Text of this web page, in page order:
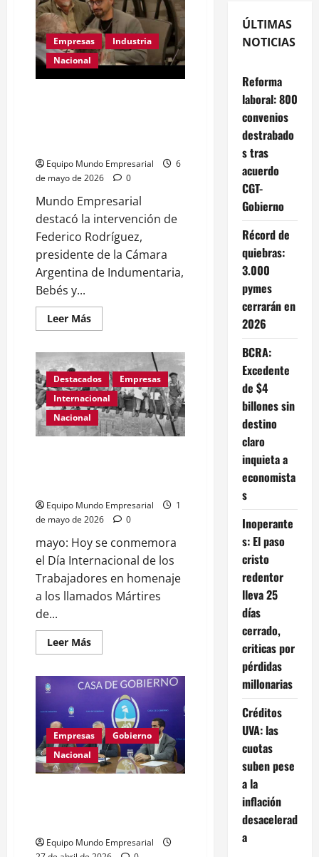
Empresas
Industria
Nacional
Equipo Mundo Empresarial
6
de mayo de 2026
0
Mundo Empresarial
destacó la intervención de
Federico Rodríguez,
presidente de la Cámara
Argentina de Indumentaria,
Bebés y...
Leer MásLeer
más
industria
está
en
crisis
por
falta
de
condiciones
Destacados
Empresas
Internacional
Nacional
Equipo Mundo Empresarial
1
de mayo de 2026
0
mayo: Hoy se conmemora
el Día Internacional de los
Trabajadores en homenaje
a los llamados Mártires
de...
Leer MásLeer
más
1
de
mayo:
Por
qué
se
celebra
el
Día
Internacional
Empresas
Gobierno
Nacional
Equipo Mundo Empresarial
ÚLTIMAS
NOTICIAS
Reforma
laboral: 800
convenios
destrabado
s tras
acuerdo
CGT-
Gobierno
Récord de
quiebras:
3.000
pymes
cerrarán en
2026
BCRA:
Excedente
de $4
billones sin
destino
claro
inquieta a
economista
s
Inoperante
s: El paso
cristo
redentor
lleva 25
días
cerrado,
criticas por
pérdidas
millonarias
Créditos
UVA: las
cuotas
suben pese
a la
inflación
desacelerad
a